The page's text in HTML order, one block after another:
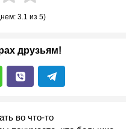
во что-то
3.1 из 5)
друзьям!